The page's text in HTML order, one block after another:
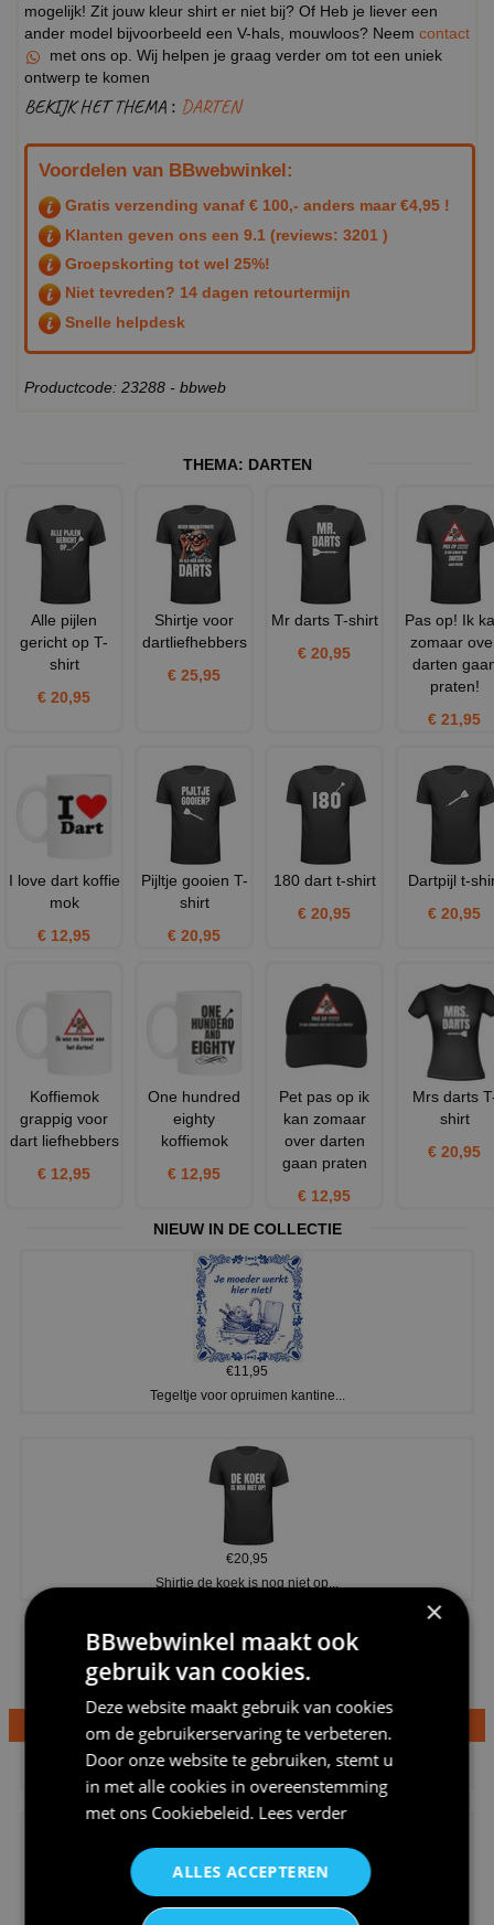
mogelijk! Zit jouw kleur shirt er niet bij? Of Heb je liever een
ander model bijvoorbeeld een V-hals, mouwloos? Neem contact
met ons op. Wij helpen je graag verder om tot een uniek
ontwerp te komen
BEKIJK HET THEMA : DARTEN
Voordelen van BBwebwinkel:
Gratis verzending vanaf € 100,- anders maar €4,95 !
Klanten geven ons een 9.1 (reviews: 3201 )
Groepskorting tot wel 25%!
Niet tevreden? 14 dagen retourtermijn
Snelle helpdesk
Productcode: 23288 - bbweb
THEMA: DARTEN
Alle pijlen
gericht op T-
shirt
€ 20,95
Shirtje voor
dartliefhebbers
€ 25,95
Mr darts T-shirt
€ 20,95
Pas op! Ik
zomaar
darten
praten!
€ 21,95
I love dart koffie
mok
€ 12,95
Pijltje gooien T-
shirt
€ 20,95
180 dart t-shirt
€ 20,95
Dartpijl t-
€ 20,95
Koffiemok
grappig voor
dart liefhebbers
€ 12,95
One hundred
eighty
koffiemok
€ 12,95
Pet pas op ik
kan zomaar
over darten
gaan praten
€ 12,95
Mrs darts
shirt
€ 20,95
NIEUW IN DE COLLECTIE
€11,95
Tegeltje voor opruimen kantine...
€20,95
Shirtje de koek is nog niet op...
Dames v hals t-shirt prinses v...
×
BBwebwinkel maakt ook
gebruik van cookies.
Deze website maakt gebruik van cookies
om de gebruikerservaring te verbeteren.
Door onze website te gebruiken, stemt u
in met alle cookies in overeenstemming
met ons Cookiebeleid. Lees verder
ALLES ACCEPTEREN